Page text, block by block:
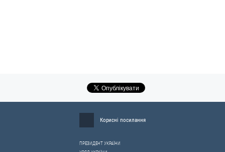
Корисні посилання
ПРЕЗИДЕНТ УКРАЇНИ